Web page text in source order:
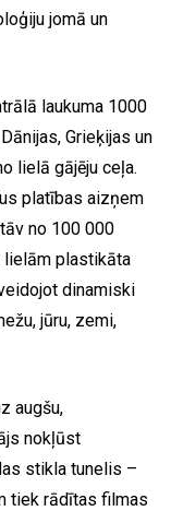
jomā un
laukuma 1000
Grieķijas un
lielā gājēju ceļa.
platības aizņem
no 100 000
lielām plastikāta
dinamiski
jūru, zemi,
augšu,
nokļūst
stikla tunelis –
tiek rādītas filmas